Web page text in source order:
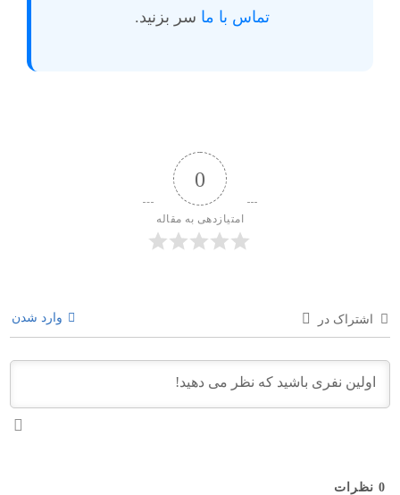
تماس با ما سر بزنید.
0
امتیازدهی به مقاله
اشتراک در وارد شدن
0 نظرات